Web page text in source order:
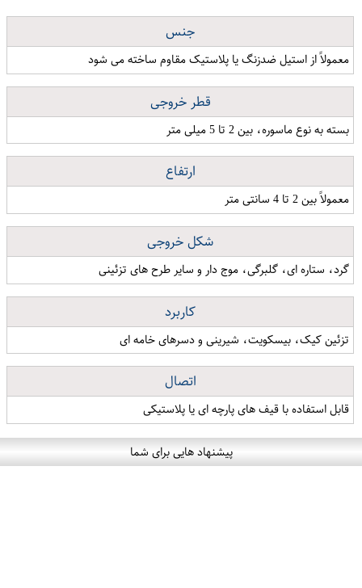
جنس
معمولاً از استیل ضدزنگ یا پلاستیک مقاوم ساخته می شود
قطر خروجی
بسته به نوع ماسوره، بین 2 تا 5 میلی متر
ارتفاع
معمولاً بین 2 تا 4 سانتی متر
شکل خروجی
گرد، ستاره ای، گلبرگی، موج دار و سایر طرح های تزئینی
کاربرد
تزئین کیک، بیسکویت، شیرینی و دسرهای خامه ای
اتصال
قابل استفاده با قیف های پارچه ای یا پلاستیکی
پیشنهاد هایی برای شما